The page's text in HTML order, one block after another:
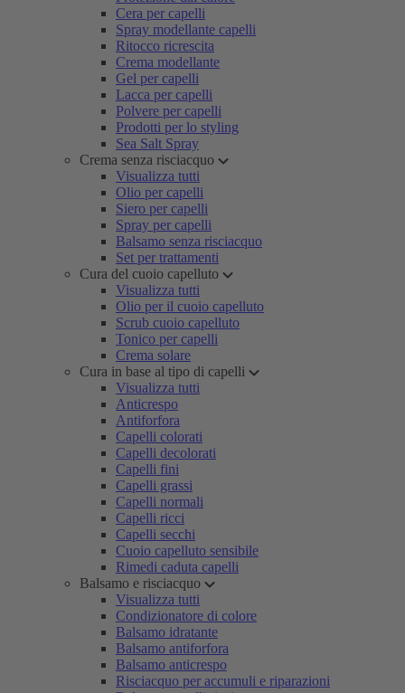
Cera per capelli
Spray modellante capelli
Ritocco ricrescita
Crema modellante
Gel per capelli
Lacca per capelli
Polvere per capelli
Prodotti per lo styling
Sea Salt Spray
Crema senza risciacquo
Visualizza tutti
Olio per capelli
Siero per capelli
Spray per capelli
Balsamo senza risciacquo
Set per trattamenti
Cura del cuoio capelluto
Visualizza tutti
Olio per il cuoio capelluto
Scrub cuoio capelluto
Tonico per capelli
Crema solare
Cura in base al tipo di capelli
Visualizza tutti
Anticrespo
Antiforfora
Capelli colorati
Capelli decolorati
Capelli fini
Capelli grassi
Capelli normali
Capelli ricci
Capelli secchi
Cuoio capelluto sensibile
Rimedi caduta capelli
Balsamo e risciacquo
Visualizza tutti
Condizionatore di colore
Balsamo idratante
Balsamo antiforfora
Balsamo anticrespo
Risciacquo per accumuli e riparazioni